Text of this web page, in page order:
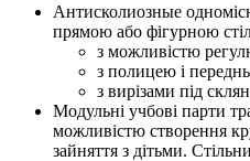
Антисколиозные
прямою або фігурною
з можливістю
з полицею і
з вирізами під
Модульні учбові парти
можливістю створення
зайняття з дітьми.